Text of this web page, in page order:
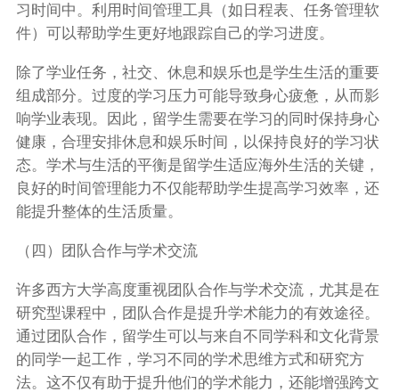
习时间中。利用时间管理工具（如日程表、任务管理软
件）可以帮助学生更好地跟踪自己的学习进度。
除了学业任务，社交、休息和娱乐也是学生生活的重要
组成部分。过度的学习压力可能导致身心疲惫，从而影
响学业表现。因此，留学生需要在学习的同时保持身心
健康，合理安排休息和娱乐时间，以保持良好的学习状
态。学术与生活的平衡是留学生适应海外生活的关键，
良好的时间管理能力不仅能帮助学生提高学习效率，还
能提升整体的生活质量。
（四）团队合作与学术交流
许多西方大学高度重视团队合作与学术交流，尤其是在
研究型课程中，团队合作是提升学术能力的有效途径。
通过团队合作，留学生可以与来自不同学科和文化背景
的同学一起工作，学习不同的学术思维方式和研究方
法。这不仅有助于提升他们的学术能力，还能增强跨文